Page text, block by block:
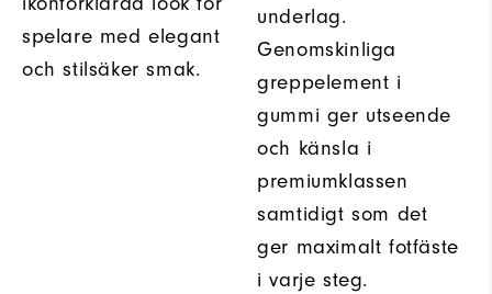
spelare med elegant
och stilsäker smak.
underlag.
Genomskinliga
greppelement i
gummi ger utseende
och känsla i
premiumklassen
samtidigt som det
ger maximalt fotfäste
i varje steg.